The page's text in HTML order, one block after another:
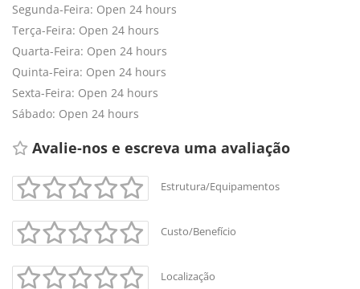
Segunda-Feira: Open 24 hours
Terça-Feira: Open 24 hours
Quarta-Feira: Open 24 hours
Quinta-Feira: Open 24 hours
Sexta-Feira: Open 24 hours
Sábado: Open 24 hours
Avalie-nos e escreva uma avaliação
Estrutura/Equipamentos
Custo/Benefício
Localização